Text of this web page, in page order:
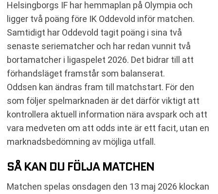
Helsingborgs IF har hemmaplan på Olympia och
ligger två poäng före IK Oddevold inför matchen.
Samtidigt har Oddevold tagit poäng i sina två
senaste seriematcher och har redan vunnit två
bortamatcher i ligaspelet 2026. Det bidrar till att
förhandsläget framstår som balanserat.
Oddsen kan ändras fram till matchstart. För den
som följer spelmarknaden är det därför viktigt att
kontrollera aktuell information nära avspark och att
vara medveten om att odds inte är ett facit, utan en
marknadsbedömning av möjliga utfall.
SÅ KAN DU FÖLJA MATCHEN
Matchen spelas onsdagen den 13 maj 2026 klockan